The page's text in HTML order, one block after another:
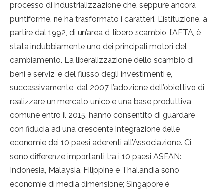
processo di industrializzazione che, seppure ancora
puntiforme, ne ha trasformato i caratteri. L’istituzione, a
partire dal 1992, di un’area di libero scambio, l’AFTA, è
stata indubbiamente uno dei principali motori del
cambiamento. La liberalizzazione dello scambio di
beni e servizi e del flusso degli investimenti e,
successivamente, dal 2007, l’adozione dell’obiettivo di
realizzare un mercato unico e una base produttiva
comune entro il 2015, hanno consentito di guardare
con fiducia ad una crescente integrazione delle
economie dei 10 paesi aderenti all’Associazione. Ci
sono differenze importanti tra i 10 paesi ASEAN:
Indonesia, Malaysia, Filippine e Thailandia sono
economie di media dimensione; Singapore è